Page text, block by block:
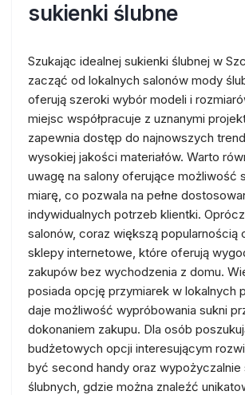
sukienki ślubne
Szukając idealnej sukienki ślubnej w
zacząć od lokalnych salonów mody
oferują szeroki wybór modeli i
miejsc współpracuje z uznanymi
zapewnia dostęp do najnowszych
wysokiej jakości materiałów. Warto
uwagę na salony oferujące możliwość
miarę, co pozwala na pełne
indywidualnych potrzeb klientki.
salonów, coraz większą popularnością
sklepy internetowe, które oferują
zakupów bez wychodzenia z domu.
posiada opcję przymiarek w lokalnych
daje możliwość wypróbowania sukni
dokonaniem zakupu. Dla osób
budżetowych opcji interesującym
być second handy oraz wypożyczalnie
ślubnych, gdzie można znaleźć